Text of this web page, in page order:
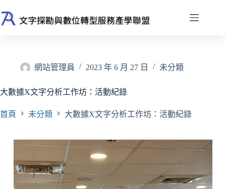
至
網站管理員 2023 年 6 月 27 日 未分類
大數據X文字分析工作坊：活動紀錄
首頁 未分類 大數據X文字分析工作坊：活動紀錄